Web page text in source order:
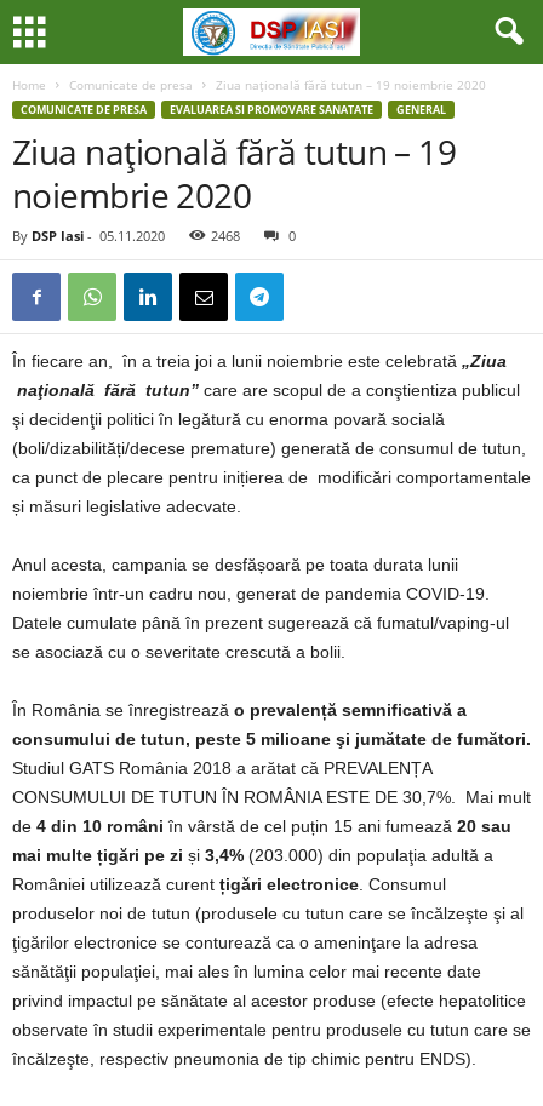
Home Comunicate de presa Ziua naţională fără tutun – 19 noiembrie 2020
COMUNICATE DE PRESA EVALUAREA SI PROMOVARE SANATATE GENERAL
Ziua naţională fără tutun – 19
noiembrie 2020
By DSP Iasi - 05.11.2020 2468 0
În fiecare an, în a treia joi a lunii noiembrie este celebrată „Ziua
naţională fără tutun” care are scopul de a conştientiza publicul
şi decidenţii politici în legătură cu enorma povară socială
(boli/dizabilități/decese premature) generată de consumul de tutun,
ca punct de plecare pentru inițierea de modificări comportamentale
și măsuri legislative adecvate.
Anul acesta, campania se desfășoară pe toata durata lunii
noiembrie într-un cadru nou, generat de pandemia COVID-19.
Datele cumulate până în prezent sugerează că fumatul/vaping-ul
se asociază cu o severitate crescută a bolii.
În România se înregistrează o prevalență semnificativă a
consumului de tutun, peste 5 milioane şi jumătate de fumători.
Studiul GATS România 2018 a arătat că PREVALENȚA
CONSUMULUI DE TUTUN ÎN ROMÂNIA ESTE DE 30,7%. Mai mult
de 4 din 10 români în vârstă de cel puțin 15 ani fumează 20 sau
mai multe țigări pe zi și 3,4% (203.000) din populaţia adultă a
României utilizează curent țigări electronice . Consumul
produselor noi de tutun (produsele cu tutun care se încălzeşte şi al
ţigărilor electronice se conturează ca o ameninţare la adresa
sănătăţii populaţiei, mai ales în lumina celor mai recente date
privind impactul pe sănătate al acestor produse (efecte hepatolitice
observate în studii experimentale pentru produsele cu tutun care se
încălzeşte, respectiv pneumonia de tip chimic pentru ENDS).